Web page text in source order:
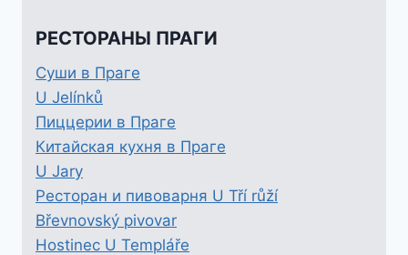
РЕСТОРАНЫ ПРАГИ
Суши в Праге
U Jelínků
Пиццерии в Праге
Китайская кухня в Праге
U Jary
Ресторан и пивоварня U Tří růží
Břevnovský pivovar
Hostinec U Templáře